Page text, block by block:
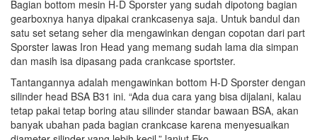
Bagian bottom mesin H-D Sporster yang sudah dipotong bagian
gearboxnya hanya dipakai crankcasenya saja. Untuk bandul dan
satu set setang seher dia mengawinkan dengan copotan dari part
Sporster lawas Iron Head yang memang sudah lama dia simpan
dan masih isa dipasang pada crankcase sportster.
Tantangannya adalah mengawinkan bottom H-D Sporster dengan
silinder head BSA B31 ini. “Ada dua cara yang bisa dijalani, kalau
tetap pakai tetap boring atau silinder standar bawaan BSA, akan
banyak ubahan pada bagian crankcase karena menyesuaikan